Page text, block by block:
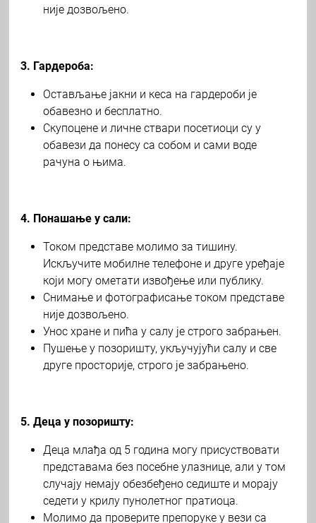
није дозвољено.
3. Гардероба:
Остављање јакни и кеса на гардероби је
обавезно и бесплатно.
Скупоцене и личне ствари посетиоци су у
обавези да понесу са собом и сами воде
рачуна о њима.
4. Понашање у сали:
Током представе молимо за тишину.
Искључите мобилне телефоне и друге уређаје
који могу ометати извођење или публику.
Снимање и фотографисање током представе
није дозвољено.
Унос хране и пића у салу је строго забрањен.
Пушење у позоришту, укључујући салу и све
друге просторије, строго је забрањено.
5. Деца у позоришту:
Деца млађа од 5 година могу присуствовати
представама без посебне улазнице, али у том
случају немају обезбеђено седиште и морају
седети у крилу пунолетног пратиоца.
Молимо да проверите препоруке у вези са